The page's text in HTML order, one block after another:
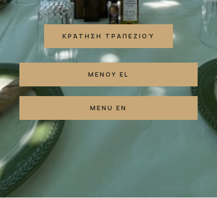
ΚΡΆΤΗΣΗ ΤΡΑΠΕΖΙΟΎ
ΜΕΝΟΥ EL
ΜΕΝU EN